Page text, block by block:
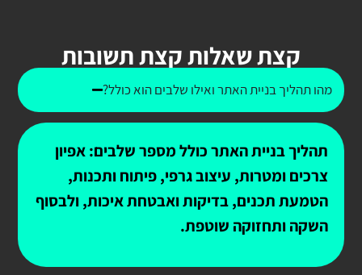
קצת שאלות קצת תשובות
מהו תהליך בניית האתר ואילו שלבים הוא כולל?
תהליך בניית האתר כולל מספר שלבים: אפיון
צרכים ומטרות, עיצוב גרפי, פיתוח ותכנות,
הטמעת תכנים, בדיקות ואבטחת איכות, ולבסוף
השקה ותחזוקה שוטפת.